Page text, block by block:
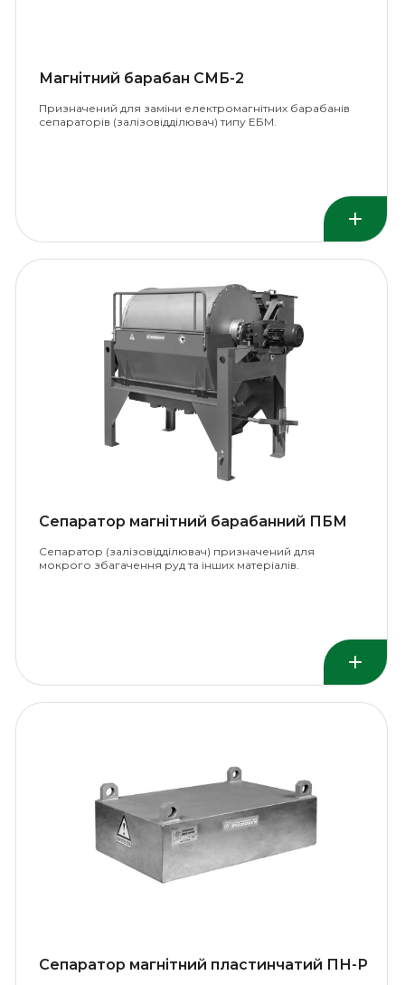
Магнітний барабан СМБ-2
Призначений для заміни електромагнітних барабанів
сепараторів (залізовідділювач) типу ЕБМ.
Сепаратор магнітний барабанний ПБМ
Сепаратор (залізовідділювач) призначений для
мокрого збагачення руд та інших матеріалів.
Сепаратор магнітний пластинчатий ПН-Р